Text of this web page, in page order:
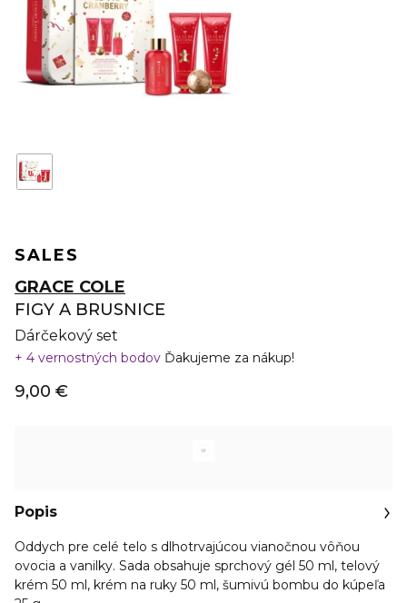
SALES
GRACE COLE
FIGY A BRUSNICE
Dárčekový set
4 vernostných bodov Ďakujeme za nákup!
9,00 €
Popis
Oddych pre celé telo s dlhotrvajúcou vianočnou vôňou
ovocia a vanilky. Sada obsahuje sprchový gél 50 ml, telový
krém 50 ml, krém na ruky 50 ml, šumivú bombu do kúpeľa